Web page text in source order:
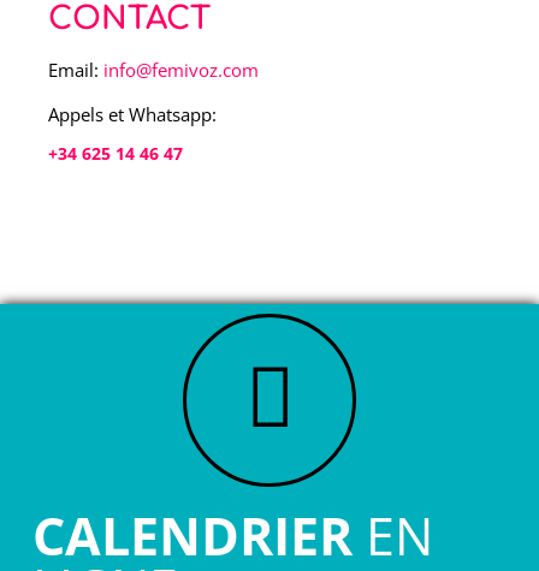
CONTACT
Email: info@femivoz.com
Appels et Whatsapp:
+34 625 14 46 47
CALENDRIEREN